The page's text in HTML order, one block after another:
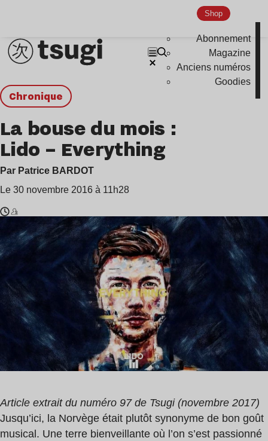
Shop
Abonnement
Magazine
Anciens numéros
Goodies
chronique
La bouse du mois :
Lido – Everything
Par Patrice BARDOT
Le 30 novembre 2016 à 11h28
de
lecture
min
Article extrait du numéro 97 de Tsugi (novembre 2017)
Jusqu’ici, la Norvège était plutôt synonyme de bon goût
musical. Une terre bienveillante où l’on s’est passionné